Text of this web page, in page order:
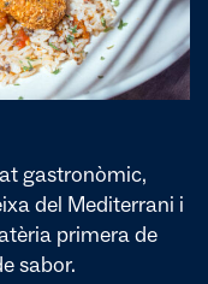
gastronòmic,
del Mediterrani i
primera de
sabor.